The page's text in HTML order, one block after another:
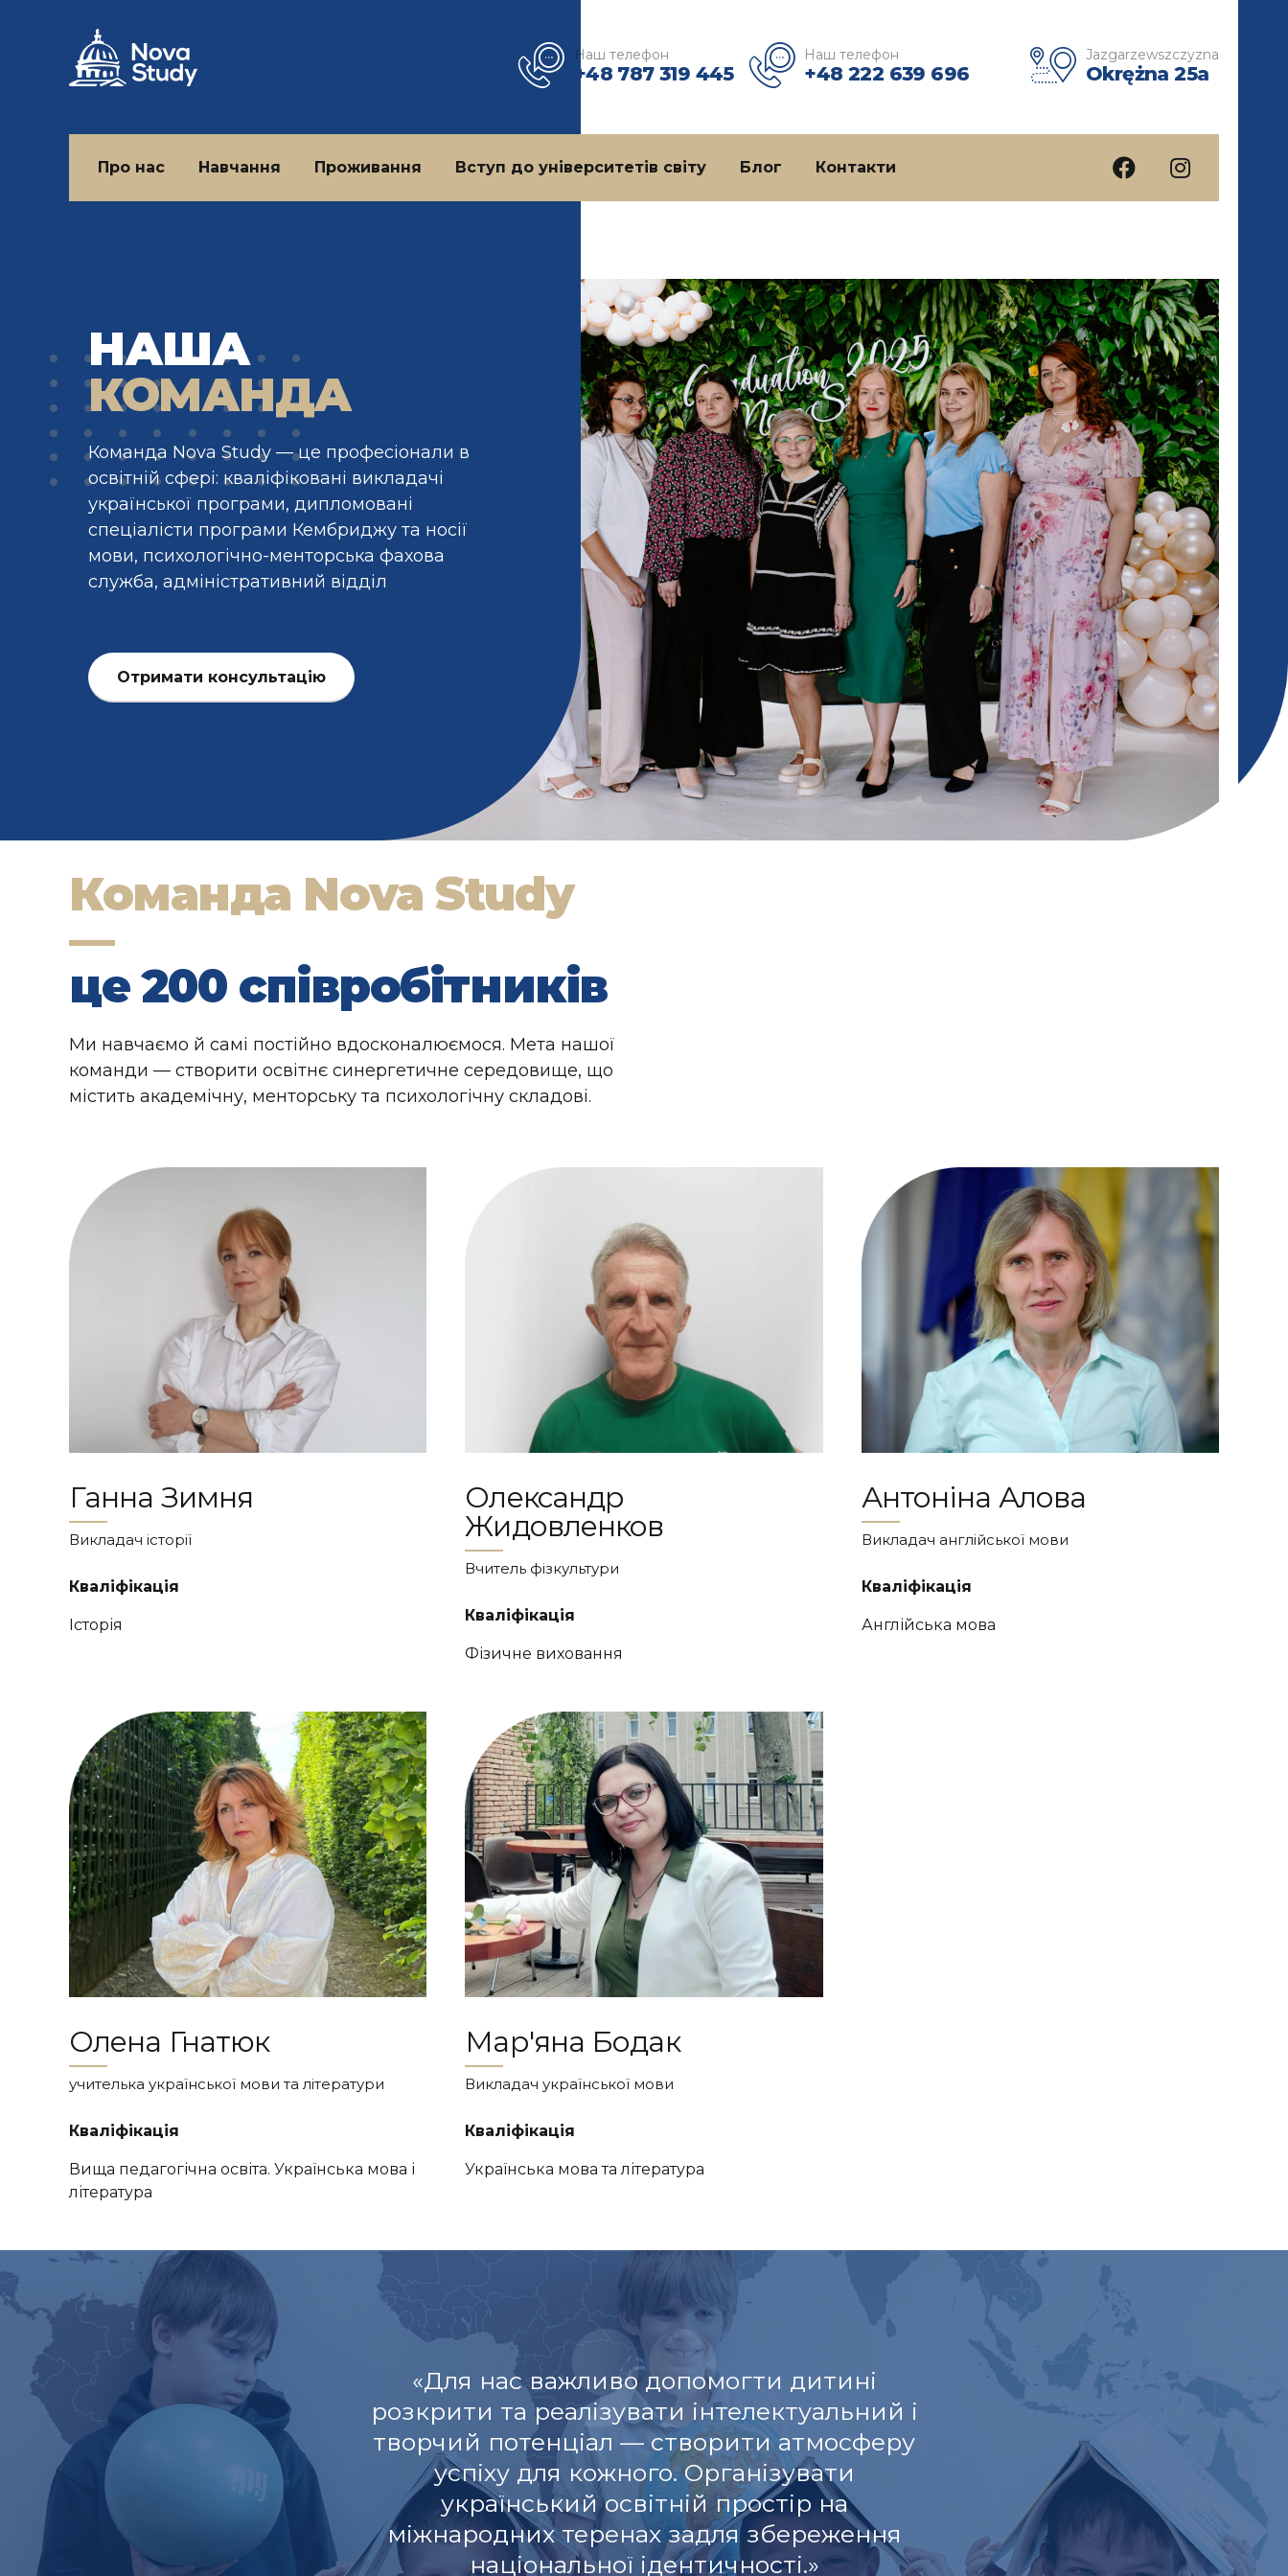
Наш телефон
+48 787 319 445
Наш телефон
+48 222 639 696
Jazgarzewszczyzna
Okrężna 25a
Про нас Навчання Проживання Вступ до університетів світу Блог Контакти
НАША
КОМАНДА
Команда Nova Study — це професіонали в
освітній сфері: кваліфіковані викладачі
української програми, дипломовані
спеціалісти програми Кембриджу та носії
мови, психологічно-менторська фахова
служба, адміністративний відділ
Отримати консультацію
Команда Nova Study
—
це 200 співробітників
Ми навчаємо й самі постійно вдосконалюємося. Мета нашої
команди — створити освітнє синергетичне середовище, що
містить академічну, менторську та психологічну складові.
Ганна Зимня
Викладач історії
Кваліфікація
Історія
Олександр
Жидовленков
Вчитель фізкультури
Кваліфікація
Фізичне виховання
Антоніна Алова
Викладач англійської мови
Кваліфікація
Англійська мова
Олена Гнатюк
учителька української мови та літератури
Кваліфікація
Вища педагогічна освіта. Українська мова і
література
Мар'яна Бодак
Викладач української мови
Кваліфікація
Українська мова та література
«Для нас важливо допомогти дитині
розкрити та реалізувати інтелектуальний і
творчий потенціал — створити атмосферу
успіху для кожного. Організувати
український освітній простір на
міжнародних теренах задля збереження
національної ідентичності.»